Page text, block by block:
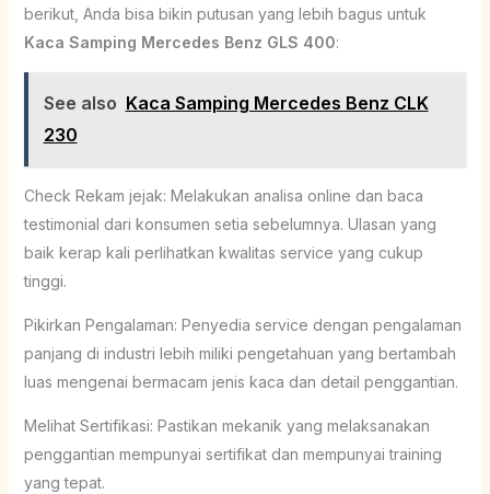
berikut, Anda bisa bikin putusan yang lebih bagus untuk
Kaca Samping Mercedes Benz GLS 400:
See also Kaca Samping Mercedes Benz CLK
230
Check Rekam jejak: Melakukan analisa online dan baca
testimonial dari konsumen setia sebelumnya. Ulasan yang
baik kerap kali perlihatkan kwalitas service yang cukup
tinggi.
Pikirkan Pengalaman: Penyedia service dengan pengalaman
panjang di industri lebih miliki pengetahuan yang bertambah
luas mengenai bermacam jenis kaca dan detail penggantian.
Melihat Sertifikasi: Pastikan mekanik yang melaksanakan
penggantian mempunyai sertifikat dan mempunyai training
yang tepat.